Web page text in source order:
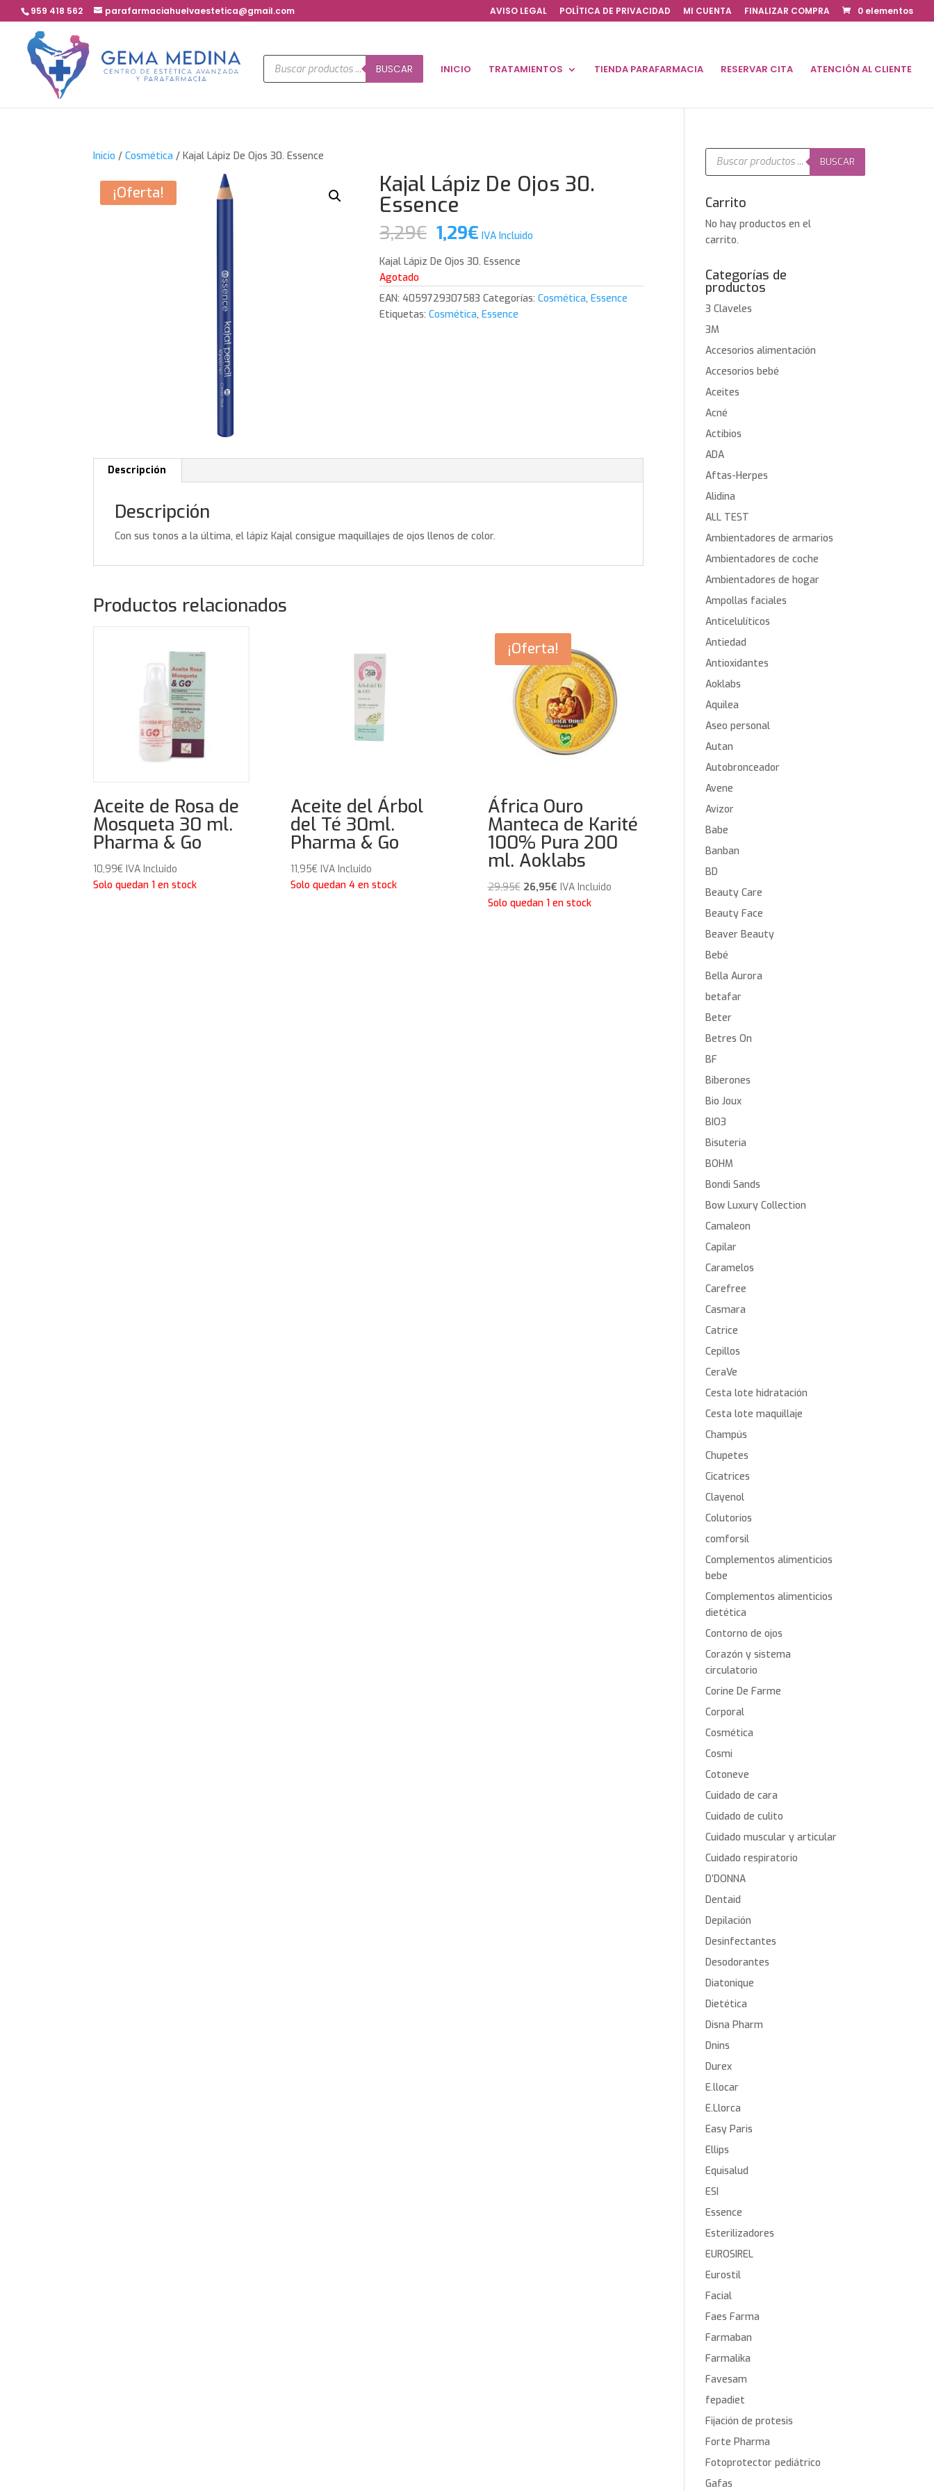
959 418 562 parafarmaciahuelvaestetica@gmail.com AVISO LEGAL POLÍTICA DE PRIVACIDAD MI CUENTA FINALIZAR COMPRA 0 elementos
Búsqueda
de
productos
BUSCAR INICIO TRATAMIENTOS TIENDA PARAFARMACIA RESERVAR CITA ATENCIÓN AL CLIENTE
Inicio /Cosmética / Kajal Lápiz De Ojos 30. Essence
¡Oferta! Kajal Lápiz De Ojos 30.
Essence
3,29€ El
precio
original
era:
3,29€.
1,29€El
actual
es:
1,29€.
IVA Incluido
Kajal Lápiz De Ojos 30. Essence
Agotado
EAN:4059729307583 Categorías:Cosmética,Essence
Etiquetas:Cosmética,Essence
Descripción
Descripción
Con sus tonos a la última, el lápiz Kajal consigue maquillajes de ojos llenos de color.
Productos relacionados
Aceite de Rosa de
Mosqueta 30 ml.
Pharma & Go
10,99€ IVA Incluido
Solo quedan 1 en stock
Aceite del Árbol
del Té 30ml.
Pharma & Go
11,95€ IVA Incluido
Solo quedan 4 en stock
¡Oferta!
África Ouro
Manteca de Karité
100% Pura 200
ml. Aoklabs
29,95€ El
precio
26,95€El
precio
IVA Incluido
Solo quedan 1 en stock
Búsqueda
productos
BUSCAR
Carrito
No hay productos en el
carrito.
Categorías de
productos
3 Claveles
3M
Accesorios alimentación
Accesorios bebé
Aceites
Acné
Actibios
ADA
Aftas-Herpes
Alidina
ALL TEST
Ambientadores de armarios
Ambientadores de coche
Ambientadores de hogar
Ampollas faciales
Anticelulíticos
Antiedad
Antioxidantes
Aoklabs
Aquilea
Aseo personal
Autan
Autobronceador
Avene
Avizor
Babe
Banban
BD
Beauty Care
Beauty Face
Beaver Beauty
Bebé
Bella Aurora
betafar
Beter
Betres On
BF
Biberones
Bio Joux
BIO3
Bisuteria
BOHM
Bondi Sands
Bow Luxury Collection
Camaleon
Capilar
Caramelos
Carefree
Casmara
Catrice
Cepillos
CeraVe
Cesta lote hidratación
Cesta lote maquillaje
Champús
Chupetes
Cicatrices
Clayenol
Colutorios
comforsil
Complementos alimenticios
bebe
Complementos alimenticios
dietética
Contorno de ojos
Corazón y sistema
circulatorio
Corine De Farme
Corporal
Cosmética
Cosmi
Cotoneve
Cuidado de cara
Cuidado de culito
Cuidado muscular y articular
Cuidado respiratorio
D’DONNA
Dentaid
Depilación
Desinfectantes
Desodorantes
Diatonique
Dietética
Disna Pharm
Dnins
Durex
E.llocar
E.Llorca
Easy Paris
Ellips
Equisalud
ESI
Essence
Esterilizadores
EUROSIREL
Eurostil
Facial
Faes Farma
Farmaban
Farmalika
Favesam
fepadiet
Fijación de protesis
Forte Pharma
Fotoprotector pediátrico
Gafas